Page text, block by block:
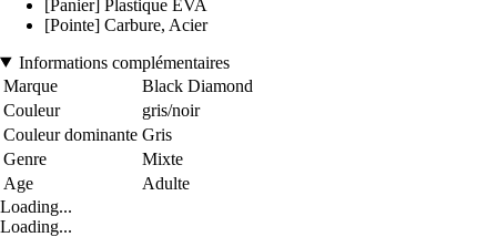
[Panier] Plastique EVA
[Pointe] Carbure, Acier
Informations complémentaires
Marque
Black Diamond
Couleur
gris/noir
Couleur dominante Gris
Genre
Mixte
Age
Adulte
Loading...
Loading...